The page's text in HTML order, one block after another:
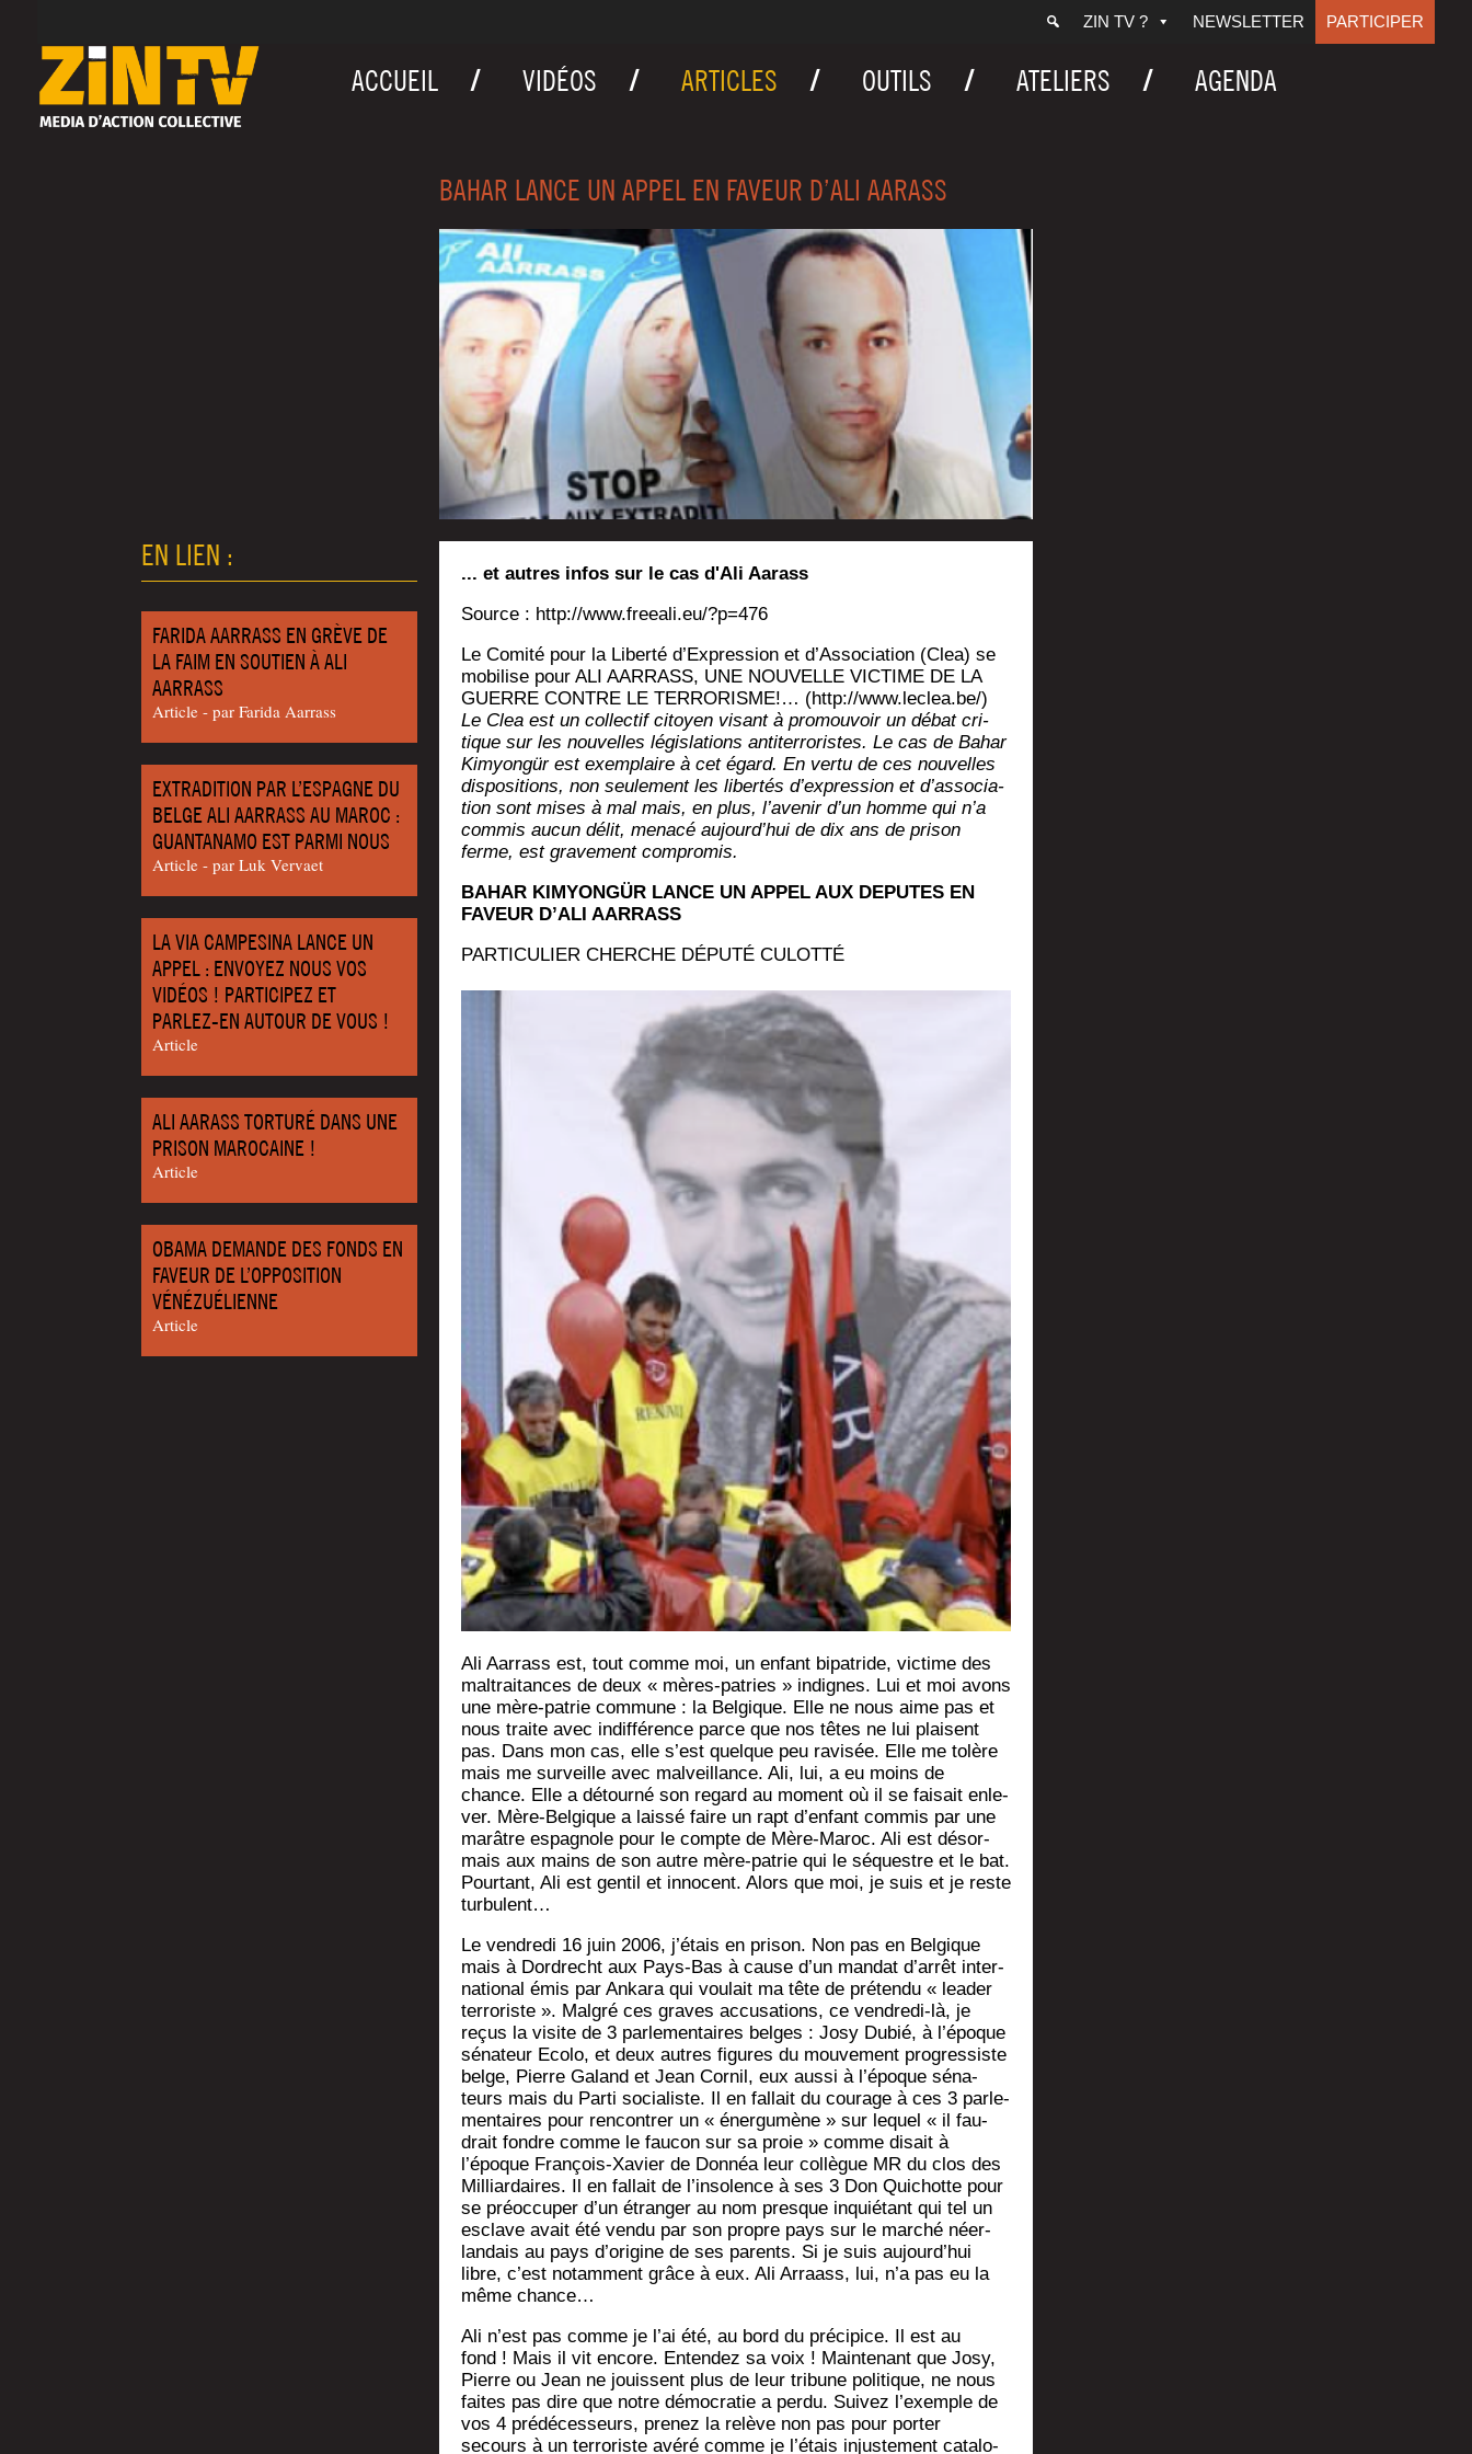
ZIN TV ? NEWSLETTER PARTICIPER
ACCUEIL VIDÉOS ARTICLES OUTILS ATELIERS AGENDA
BAHAR LANCE UN APPEL EN FAVEUR D’ALI AARASS
EN LIEN :
FARIDA AARRASS EN GRÈVE DE
LA FAIM EN SOUTIEN À ALI
AARRASS
Article - par Fari­da Aarrass
EXTRADITION PAR L’ESPAGNE DU
BELGE ALI AARRASS AU MAROC :
GUANTANAMO EST PARMI NOUS
Article - par Luk Vervaet
LA VIA CAMPESINA LANCE UN
APPEL : ENVOYEZ NOUS VOS
VIDÉOS ! PARTICIPEZ ET
PARLEZ-EN AUTOUR DE VOUS !
Article
ALI AARASS TORTURÉ DANS UNE
PRISON MAROCAINE !
Article
OBAMA DEMANDE DES FONDS EN
FAVEUR DE L’OPPOSITION
VÉNÉZUÉLIENNE
Article
... et autres infos sur le cas d'Ali Aarass
Source : http://www.freeali.eu/?p=476
Le Comi­té pour la Liber­té d’Ex­pres­sion et d’As­so­cia­tion (Clea) se
mobi­lise pour ALI AARRASS, UNE NOUVELLE VICTIME DE LA
GUERRE CONTRE LE TERRORISME!… (http://www.leclea.be/)
Le Clea est un col­lec­tif citoyen visant à pro­mou­voir un débat cri­
tique sur les nou­velles légis­la­tions anti­ter­ro­ristes. Le cas de Bahar
Kimyongür est exem­plaire à cet égard. En ver­tu de ces nou­velles
dis­po­si­tions, non seule­ment les liber­tés d’ex­pres­sion et d’as­so­cia­
tion sont mises à mal mais, en plus, l’a­ve­nir d’un homme qui n’a
com­mis aucun délit, mena­cé aujourd’­hui de dix ans de pri­son
ferme, est gra­ve­ment compromis.
BAHAR KIMYONGÜR LANCE UN APPEL AUX DEPUTES EN
FAVEUR D’ALI AARRASS
PARTICULIER CHERCHE DÉPUTÉ CULOTTÉ
Ali Aar­rass est, tout comme moi, un enfant bipa­tride, vic­time des
mal­trai­tances de deux « mères-patries » indignes. Lui et moi avons
une mère-patrie com­mune : la Bel­gique. Elle ne nous aime pas et
nous traite avec indif­fé­rence parce que nos têtes ne lui plaisent
pas. Dans mon cas, elle s’est quelque peu ravi­sée. Elle me tolère
mais me sur­veille avec mal­veillance. Ali, lui, a eu moins de
chance. Elle a détour­né son regard au moment où il se fai­sait enle­
ver. Mère-Bel­gique a lais­sé faire un rapt d’enfant com­mis par une
marâtre espa­gnole pour le compte de Mère-Maroc. Ali est désor­
mais aux mains de son autre mère-patrie qui le séquestre et le bat.
Pour­tant, Ali est gen­til et inno­cent. Alors que moi, je suis et je reste
turbulent…
Le ven­dre­di 16 juin 2006, j’étais en pri­son. Non pas en Bel­gique
mais à Dor­drecht aux Pays-Bas à cause d’un man­dat d’arrêt inter­
na­tio­nal émis par Anka­ra qui vou­lait ma tête de pré­ten­du « lea­der
ter­ro­riste ». Mal­gré ces graves accu­sa­tions, ce ven­dre­di-là, je
reçus la visite de 3 par­le­men­taires belges : Josy Dubié, à l’époque
séna­teur Eco­lo, et deux autres figures du mou­ve­ment pro­gres­siste
belge, Pierre Galand et Jean Cor­nil, eux aus­si à l’époque séna­
teurs mais du Par­ti socia­liste. Il en fal­lait du cou­rage à ces 3 par­le­
men­taires pour ren­con­trer un « éner­gu­mène » sur lequel « il fau­
drait fondre comme le fau­con sur sa proie » comme disait à
l’époque Fran­çois-Xavier de Don­néa leur col­lègue MR du clos des
Mil­liar­daires. Il en fal­lait de l’insolence à ses 3 Don Qui­chotte pour
se pré­oc­cu­per d’un étran­ger au nom presque inquié­tant qui tel un
esclave avait été ven­du par son propre pays sur le mar­ché néer­
lan­dais au pays d’origine de ses parents. Si je suis aujourd’hui
libre, c’est notam­ment grâce à eux. Ali Arraass, lui, n’a pas eu la
même chance…
Ali n’est pas comme je l’ai été, au bord du pré­ci­pice. Il est au
fond ! Mais il vit encore. Enten­dez sa voix ! Main­te­nant que Josy,
Pierre ou Jean ne jouissent plus de leur tri­bune poli­tique, ne nous
faites pas dire que notre démo­cra­tie a per­du. Sui­vez l’exemple de
vos 4 pré­dé­ces­seurs, pre­nez la relève non pas pour por­ter
secours à un ter­ro­riste avé­ré comme je l’é­tais injus­te­ment cata­lo­